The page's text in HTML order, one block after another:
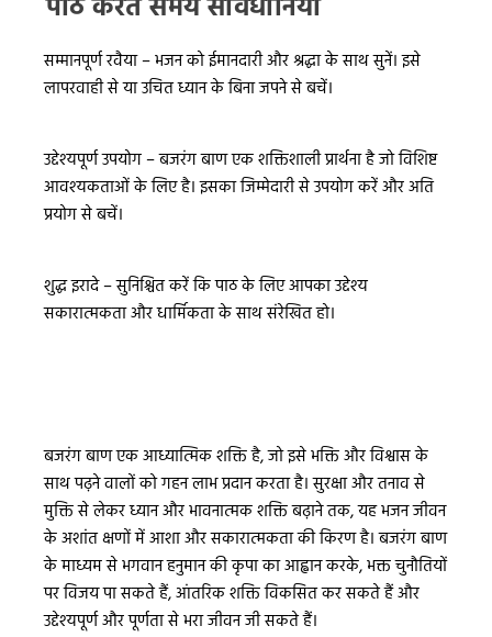
पाठ करते समय सावधानियां
सम्मानपूर्ण रवैया – भजन को ईमानदारी और श्रद्धा के साथ सुनें। इसे
लापरवाही से या उचित ध्यान के बिना जपने से बचें।
उद्देश्यपूर्ण उपयोग – बजरंग बाण एक शक्तिशाली प्रार्थना है जो विशिष्ट
आवश्यकताओं के लिए है। इसका जिम्मेदारी से उपयोग करें और अति
प्रयोग से बचें।
शुद्ध इरादे – सुनिश्चित करें कि पाठ के लिए आपका उद्देश्य
सकारात्मकता और धार्मिकता के साथ संरेखित हो।
बजरंग बाण एक आध्यात्मिक शक्ति है, जो इसे भक्ति और विश्वास के
साथ पढ़ने वालों को गहन लाभ प्रदान करता है। सुरक्षा और तनाव से
मुक्ति से लेकर ध्यान और भावनात्मक शक्ति बढ़ाने तक, यह भजन जीवन
के अशांत क्षणों में आशा और सकारात्मकता की किरण है। बजरंग बाण
के माध्यम से भगवान हनुमान की कृपा का आह्वान करके, भक्त चुनौतियों
पर विजय पा सकते हैं, आंतरिक शक्ति विकसित कर सकते हैं और
उद्देश्यपूर्ण और पूर्णता से भरा जीवन जी सकते हैं।